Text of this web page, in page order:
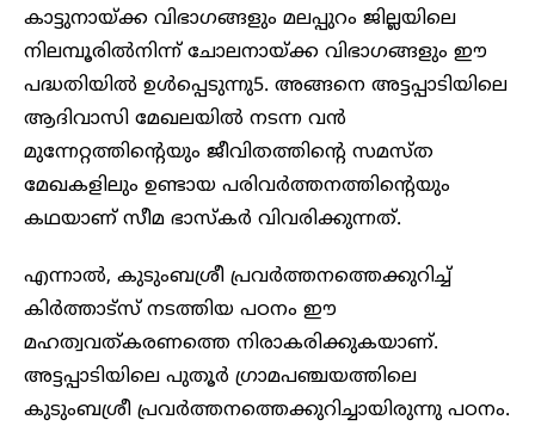
കാട്ടുനായ്ക്ക വിഭാഗങ്ങളും മലപ്പുറം ജില്ലയിലെ
നിലമ്പൂരിൽനിന്ന് ചോലനായ്ക്ക വിഭാഗങ്ങളും ഈ
പദ്ധതിയിൽ ഉൾപ്പെടുന്നു5. അങ്ങനെ അട്ടപ്പാടിയിലെ
ആദിവാസി മേഖലയിൽ നടന്ന വൻ
മുന്നേറ്റത്തിന്റെയും ജീവിതത്തിന്റെ സമസ്ത
മേഖകളിലും ഉണ്ടായ പരിവർത്തനത്തിന്റെയും
കഥയാണ് സീമ ഭാസ്കർ വിവരിക്കുന്നത്.
എന്നാൽ, കുടുംബശ്രീ പ്രവർത്തനത്തെക്കുറിച്ച്
കിർത്താട്സ് നടത്തിയ പഠനം ഈ
മഹത്വവത്കരണത്തെ നിരാകരിക്കുകയാണ്.
അട്ടപ്പാടിയിലെ പുതൂർ ഗ്രാമപഞ്ചയത്തിലെ
കുടുംബശ്രീ പ്രവർത്തനത്തെക്കുറിച്ചായിരുന്നു പഠനം.